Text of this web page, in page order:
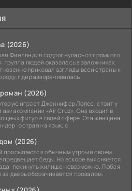
(2026)
Финляндия содрогнулась от громкого
группа людей оказалась в заложниках.
приковал взгляды всей страны к
где разворачивалась
(2026)
играет Дженнифер Лопес, стоит у
авиакомпании «Air Cruz». Она входит в
фигур в своей сфере. Эта женщина
острая на язык, с
(2026)
просыпаются обычным утром в своем
предвещает беды. Но вскоре выясняется
покинуть жилище невозможно. Любая
за дверь оборачивается провалом.